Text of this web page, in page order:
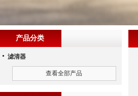
产品分类
滤清器
查看全部产品